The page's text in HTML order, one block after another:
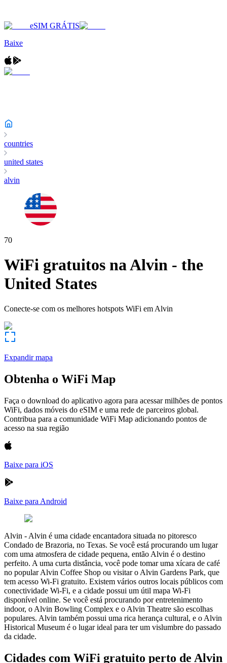
eSIM GRÁTIS
Baixe
countries
united states
alvin
70
WiFi gratuitos naAlvin - the
United States
Conecte-se com os melhores hotspots WiFi em Alvin
Expandir mapa
Obtenha o WiFi Map
Faça o download do aplicativo agora para acessar milhões de pontos
WiFi, dados móveis do eSIM e uma rede de parceiros global.
Contribua para a comunidade WiFi Map adicionando pontos de
acesso na sua região
Baixe para iOS
Baixe para Android
Alvin - Alvin é uma cidade encantadora situada no pitoresco
Condado de Brazoria, no Texas. Se você está procurando um lugar
com uma atmosfera de cidade pequena, então Alvin é o destino
perfeito. A uma curta distância, você pode tomar uma xícara de café
no popular Alvin Coffee Shop ou visitar o Alvin Gardens Park, que
tem acesso Wi-Fi gratuito. Existem vários outros locais públicos com
conectividade Wi-Fi, e a cidade possui um útil mapa Wi-Fi
disponível online. Se você está procurando por entretenimento
indoor, o Alvin Bowling Complex e o Alvin Theatre são escolhas
populares. Alvin também possui uma rica herança cultural, e o Alvin
Historical Museum é o lugar ideal para ter um vislumbre do passado
da cidade.
Cidades com WiFi gratuito perto de Alvin